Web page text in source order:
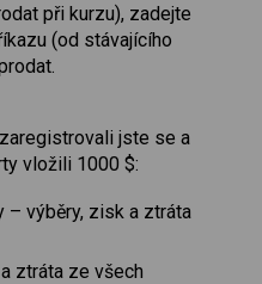
při kurzu), zadejte
(od stávajícího
zaregistrovali jste se a
vložili 1000 $:
– výběry, zisk a ztráta
ztráta ze všech